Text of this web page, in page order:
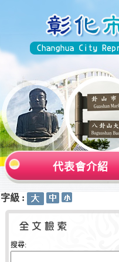
代表會介紹
字級 :
搜尋: